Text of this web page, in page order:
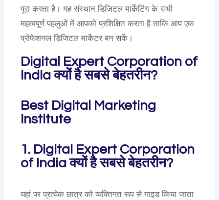
पूरा करता है। यह संस्थान डिजिटल मार्केटिंग के सभी
महत्वपूर्ण पहलुओं में आपको प्रशिक्षित करता है ताकि आप एक
प्रोफेशनल डिजिटल मार्केटर बन सकें।
Digital Expert Corporation of
India क्यों है सबसे बेहतरीन?
Best Digital Marketing
Institute
1. Digital Expert Corporation
of India क्यों है सबसे बेहतरीन?
यहां पर प्रत्येक छात्र को व्यक्तिगत रूप से गाइड किया जाता